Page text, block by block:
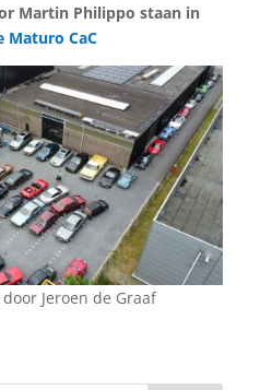
Martin Philippo staan in
Maturo CaC
Jeroen de Graaf